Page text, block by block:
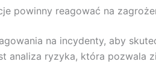
powinny reagować na
na incydenty, aby
analiza ryzyka, która